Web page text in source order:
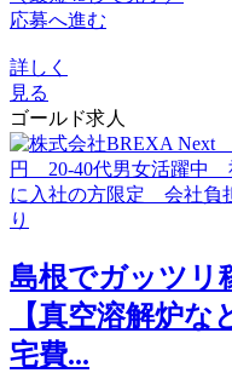
応募へ進む
詳しく
見る
ゴールド求人
島根でガッツリ
【真空溶解炉
宅費...